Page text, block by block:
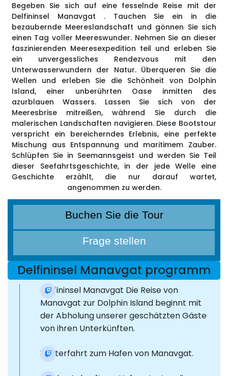
Begeben Sie sich auf eine fesselnde Reise mit der
Delfininsel Manavgat . Tauchen Sie ein in die
bezaubernde Meereslandschaft und gönnen Sie sich
einen Tag voller Meereswunder. Nehmen Sie an dieser
faszinierenden Meeresexpedition teil und erleben Sie
ein unvergessliches Rendezvous mit den
Unterwasserwundern der Natur. Überqueren Sie die
Wellen und erleben Sie die Schönheit von Dolphin
Island, einer unberührten Oase inmitten des
azurblauen Wassers. Lassen Sie sich von der
Meeresbrise mitreißen, während Sie durch die
malerischen Landschaften navigieren. Diese Bootstour
verspricht ein bereicherndes Erlebnis, eine perfekte
Mischung aus Entspannung und maritimem Zauber.
Schlüpfen Sie in Seemannsgeist und werden Sie Teil
dieser Seefahrtsgeschichte, in der jede Welle eine
Geschichte erzählt, die nur darauf wartet,
angenommen zu werden.
Buchen Sie die Tour
Frage stellen
Delfininsel Manavgat programm
Delfininsel Manavgat Die Reise von
Manavgat zur Dolphin Island beginnt mit
der Abholung unserer geschätzten Gäste
von ihren Unterkünften.
Weiterfahrt zum Hafen von Manavgat.